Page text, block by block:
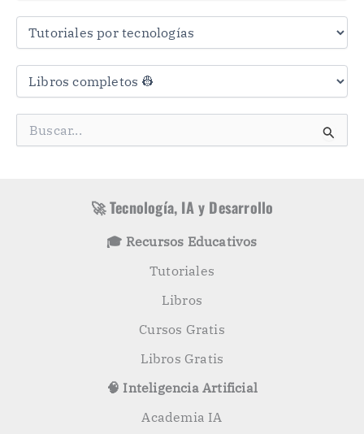
a
a
🚀 Tecnología, IA y Desarrollo
🎓 Recursos Educativos
Tutoriales
Libros
Cursos Gratis
Libros Gratis
🧠 Inteligencia Artificial
Academia IA